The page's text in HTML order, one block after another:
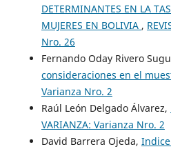
DETERMINANTES EN LA
MUJERES EN BOLIVIA ,
Nro. 26
Fernando Oday Rivero
consideraciones en el
Varianza Nro. 2
Raúl León Delgado Álvarez,
VARIANZA: Varianza Nro. 2
David Barrera Ojeda,